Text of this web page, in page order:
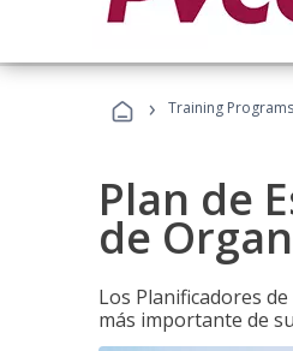
› Training Programs
Plan de
de
Los Planificadores
más importante de